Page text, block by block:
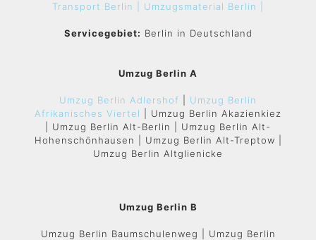
Transport Berlin | Umzugsmaterial Berlin |
Servicegebiet: Berlin in Deutschland
Umzug Berlin A
Umzug Berlin Adlershof
Umzug Berlin
Afrikanisches Viertel
| Umzug Berlin Akazienkiez
| Umzug Berlin Alt-Berlin | Umzug Berlin Alt-
Hohenschönhausen | Umzug Berlin Alt-Treptow |
Umzug Berlin Altglienicke
Umzug Berlin B
Umzug Berlin Baumschulenweg | Umzug Berlin